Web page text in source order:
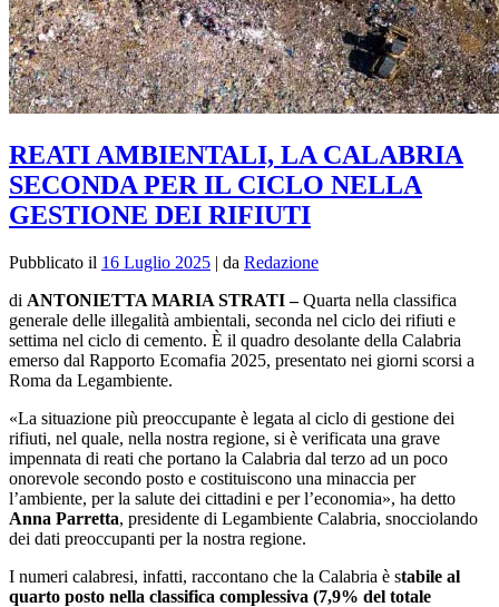
REATI AMBIENTALI, LA CALABRIA
SECONDA PER IL CICLO NELLA
GESTIONE DEI RIFIUTI
Pubblicato il 16 Luglio 2025 | da Redazione
di ANTONIETTA MARIA STRATI –Quarta nella classifica
generale delle illegalità ambientali, seconda nel ciclo dei rifiuti e
settima nel ciclo di cemento. È il quadro desolante della Calabria
emerso dal Rapporto Ecomafia 2025, presentato nei giorni scorsi a
Roma da Legambiente.
«La situazione più preoccupante è legata al ciclo di gestione dei
rifiuti, nel quale, nella nostra regione, si è verificata una grave
impennata di reati che portano la Calabria dal terzo ad un poco
onorevole secondo posto e costituiscono una minaccia per
l’ambiente, per la salute dei cittadini e per l’economia», ha detto
Anna Parretta, presidente di Legambiente Calabria, snocciolando
dei dati preoccupanti per la nostra regione.
I numeri calabresi, infatti, raccontano che la Calabria è stabile al
quarto posto nella classifica complessiva (7,9% del totale